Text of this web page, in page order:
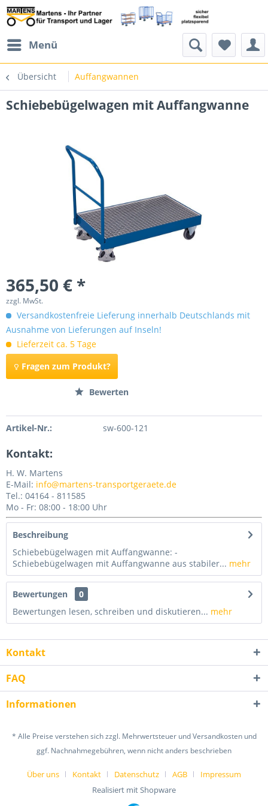
Menü
Übersicht Auffangwannen
Schiebebügelwagen mit Auffangwanne
365,50 € *
zzgl. MwSt.
Versandkostenfreie Lieferung innerhalb Deutschlands mit
Ausnahme von Lieferungen auf Inseln!
Lieferzeit ca. 5 Tage
Fragen zum Produkt?
Bewerten
Artikel-Nr.: sw-600-121
Kontakt:
H. W. Martens
E-Mail: info@martens-transportgeraete.de
Tel.: 04164 - 811585
Mo - Fr: 08:00 - 18:00 Uhr
Beschreibung
Schiebebügelwagen mit Auffangwanne: -
Schiebebügelwagen mit Auffangwanne aus stabiler... mehr
Bewertungen
0
Bewertungen lesen, schreiben und diskutieren... mehr
Kontakt
FAQ
Informationen
* Alle Preise verstehen sich zzgl. Mehrwertsteuer und Versandkosten und
ggf. Nachnahmegebühren, wenn nicht anders beschrieben
Über uns Kontakt Datenschutz AGB
Impressum
Realisiert mit Shopware